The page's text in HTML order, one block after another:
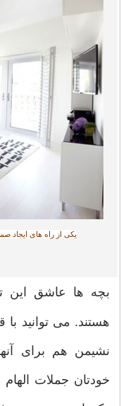
یکی از راه های ایجاد
بچه ها عاشق این
هستند. می توانید با
نشیمن هم برای
خودتان جملات